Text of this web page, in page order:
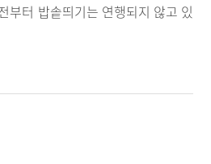
부터 밥솥띄기는 연행되지 않고 있